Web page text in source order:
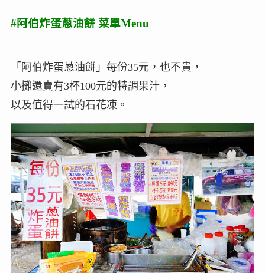
#阿伯炸蛋蔥油餅 菜單Menu
「阿伯炸蛋蔥油餅」每份35元，也不貴，
小攤還賣有3杯100元的特調果汁，
以及值得一試的石花凍。